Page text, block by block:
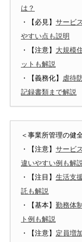
は？
・【必見】 サービ
やすい点も説明
・【注意】 大規模
ットも解説
・【義務化】
虐待
記録書類まで解説
＜事業所管理の健
・【注意】 サービ
違いやすい例も解説
・【注目】 生活支
託も解説
・【基本】 勤務体
ト例も解説
・【注意】 定員増